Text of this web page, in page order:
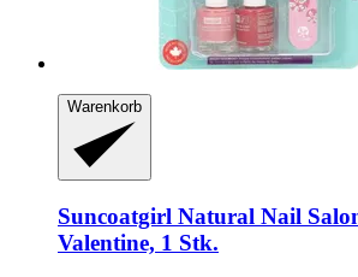
Warenkorb
Suncoatgirl Natural Nail
Valentine, 1 Stk.